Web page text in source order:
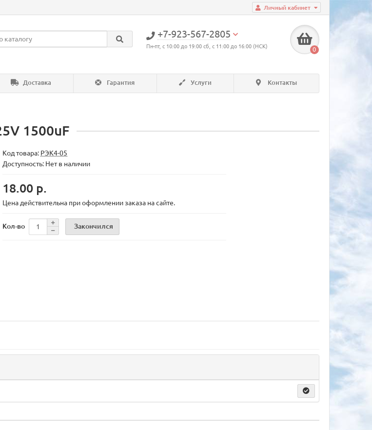
Личный кабинет
+7-923-567-2805
Пн-пт, с 10:00 до 19:00 сб, с 11:00 до 16:00 (НСК) 0
Доставка Гарантия Услуги Контакты
1500uF
Код товара: РЭК4-05
Доступность: Нет в наличии
18.00 р.
Цена действительна при оформлении заказа на сайте.
Кол-во Закончился